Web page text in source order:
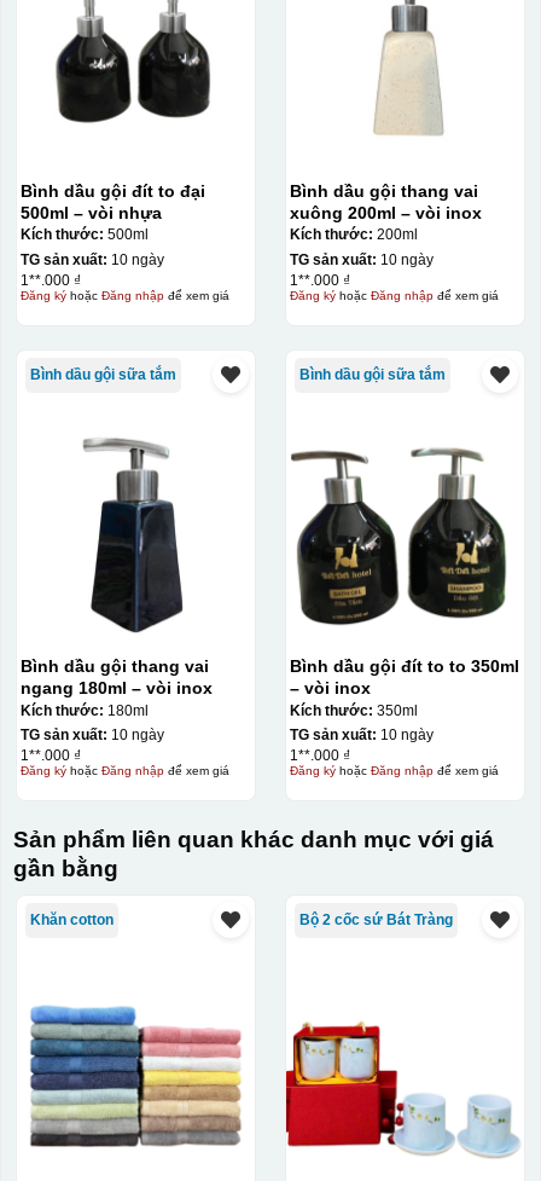
Bình dầu gội đít to đại
500ml – vòi nhựa
Kích thước: 500ml
TG sản xuất: 10 ngày
1**.000 ₫
Đăng kýhoặc Đăng nhậpđể xem giá
Bình dầu gội thang vai
xuông 200ml – vòi inox
Kích thước: 200ml
TG sản xuất: 10 ngày
1**.000 ₫
Đăng kýhoặc Đăng nhậpđể xem giá
Bình dầu gội sữa tắm
Bình dầu gội thang vai
ngang 180ml – vòi inox
Kích thước: 180ml
TG sản xuất: 10 ngày
1**.000 ₫
Đăng kýhoặc Đăng nhậpđể xem giá
Bình dầu gội sữa tắm
Bình dầu gội đít to to 350ml
– vòi inox
Kích thước: 350ml
TG sản xuất: 10 ngày
1**.000 ₫
Đăng kýhoặc Đăng nhậpđể xem giá
Sản phẩm liên quan khác danh mục với giá
gần bằng
Khăn cotton Bộ 2 cốc sứ Bát Tràng